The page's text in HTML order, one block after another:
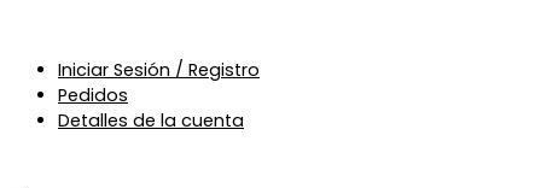
Iniciar Sesión / Registro
Pedidos
Detalles de la cuenta